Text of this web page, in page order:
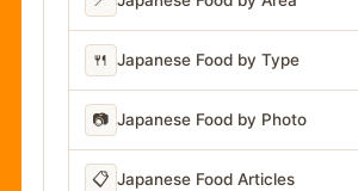
🍴 Japanese Food by Type
📷 Japanese Food by Photo
📋 Japanese Food Articles